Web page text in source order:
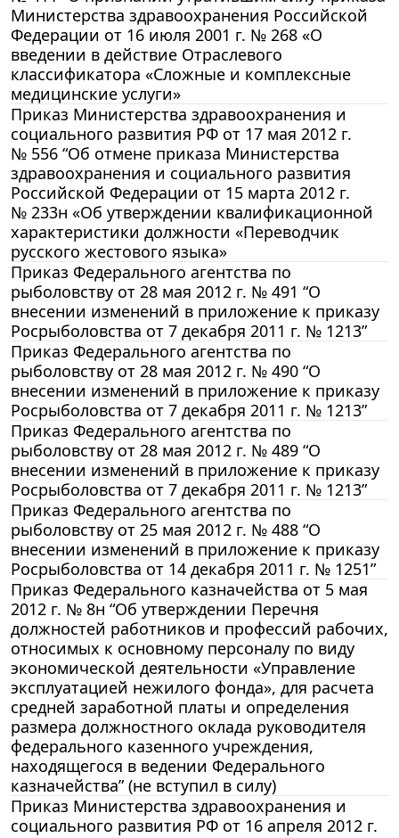
Министерства здравоохранения Российской
Федерации от 16 июля 2001 г. № 268 «О
введении в действие Отраслевого
классификатора «Сложные и комплексные
медицинские услуги»
Приказ Министерства здравоохранения и
социального развития РФ от 17 мая 2012 г.
№ 556 “Об отмене приказа Министерства
здравоохранения и социального развития
Российской Федерации от 15 марта 2012 г.
№ 233н «Об утверждении квалификационной
характеристики должности «Переводчик
русского жестового языка»
Приказ Федерального агентства по
рыболовству от 28 мая 2012 г. № 491 “О
внесении изменений в приложение к приказу
Росрыболовства от 7 декабря 2011 г. № 1213”
Приказ Федерального агентства по
рыболовству от 28 мая 2012 г. № 490 “О
внесении изменений в приложение к приказу
Росрыболовства от 7 декабря 2011 г. № 1213”
Приказ Федерального агентства по
рыболовству от 28 мая 2012 г. № 489 “О
внесении изменений в приложение к приказу
Росрыболовства от 7 декабря 2011 г. № 1213”
Приказ Федерального агентства по
рыболовству от 25 мая 2012 г. № 488 “О
внесении изменений в приложение к приказу
Росрыболовства от 14 декабря 2011 г. № 1251”
Приказ Федерального казначейства от 5 мая
2012 г. № 8н “Об утверждении Перечня
должностей работников и профессий рабочих,
относимых к основному персоналу по виду
экономической деятельности «Управление
эксплуатацией нежилого фонда», для расчета
средней заработной платы и определения
размера должностного оклада руководителя
федерального казенного учреждения,
находящегося в ведении Федерального
казначейства” (не вступил в силу)
Приказ Министерства здравоохранения и
социального развития РФ от 16 апреля 2012 г.